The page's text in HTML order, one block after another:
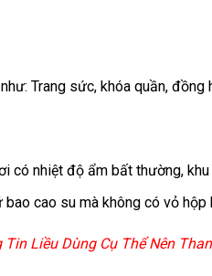
Trang sức, khóa quần, đồng
có nhiệt độ ẩm bất thường,
cao su mà không có vỏ hộp
Liều Dùng Cụ Thể Nên